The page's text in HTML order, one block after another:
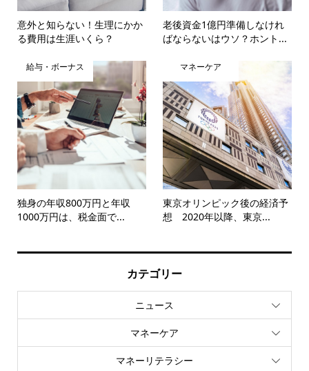
意外と知らない！生理にかか
る費用は生涯いくら？
老後資金1億円準備しなけれ
ばならないはウソ？ホント...
給与・ボーナス
独身の年収800万円と年収
1000万円は、税金面で...
マネーケア
東京オリンピック後の経済予
想 2020年以降、東京...
カテゴリー
ニュース
マネーケア
マネーリテラシー